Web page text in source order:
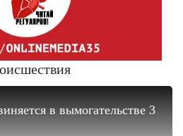
в вымогательстве 3